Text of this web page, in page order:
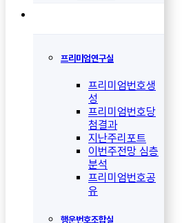
프리미엄연구실
프리미엄번호생
성
프리미엄번호당
첨결과
지난주리포트
이번주전망 심층
분석
프리미엄번호공
유
행운번호조합실